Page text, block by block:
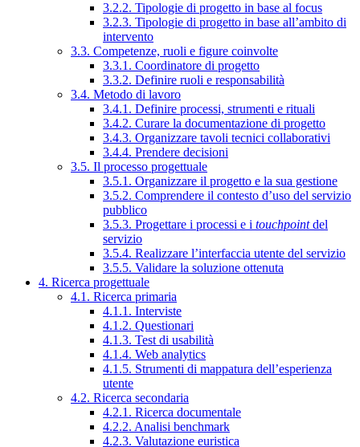
3.2.2. Tipologie di progetto in base al focus
3.2.3. Tipologie di progetto in base all’ambito di
intervento
3.3. Competenze, ruoli e figure coinvolte
3.3.1. Coordinatore di progetto
3.3.2. Definire ruoli e responsabilità
3.4. Metodo di lavoro
3.4.1. Definire processi, strumenti e rituali
3.4.2. Curare la documentazione di progetto
3.4.3. Organizzare tavoli tecnici collaborativi
3.4.4. Prendere decisioni
3.5. Il processo progettuale
3.5.1. Organizzare il progetto e la sua gestione
3.5.2. Comprendere il contesto d’uso del servizio
pubblico
3.5.3. Progettare i processi e i touchpointdel
servizio
3.5.4. Realizzare l’interfaccia utente del servizio
3.5.5. Validare la soluzione ottenuta
4. Ricerca progettuale
4.1. Ricerca primaria
4.1.1. Interviste
4.1.2. Questionari
4.1.3. Test di usabilità
4.1.4. Web analytics
4.1.5. Strumenti di mappatura dell’esperienza
utente
4.2. Ricerca secondaria
4.2.1. Ricerca documentale
4.2.2. Analisi benchmark
4.2.3. Valutazione euristica